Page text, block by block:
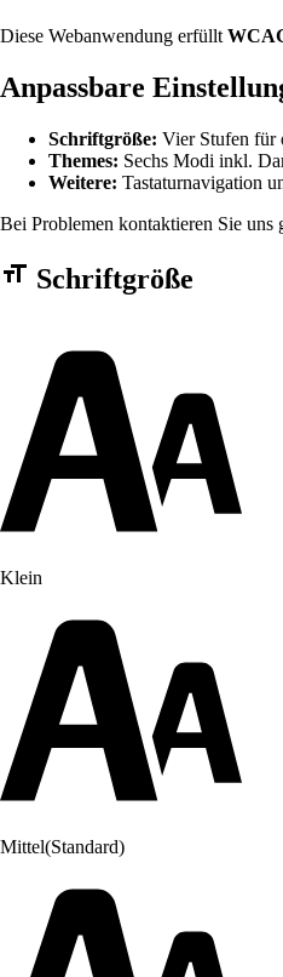
Diese Webanwendung erfüllt
Anpassbare
Schriftgröße: Vier Stufen für
Themes: Sechs Modi inkl.
Weitere: Tastaturnavigation
Bei Problemen kontaktieren Sie uns
Barrierefreiheit
Schriftgröße
Klein
Mittel(Standard)